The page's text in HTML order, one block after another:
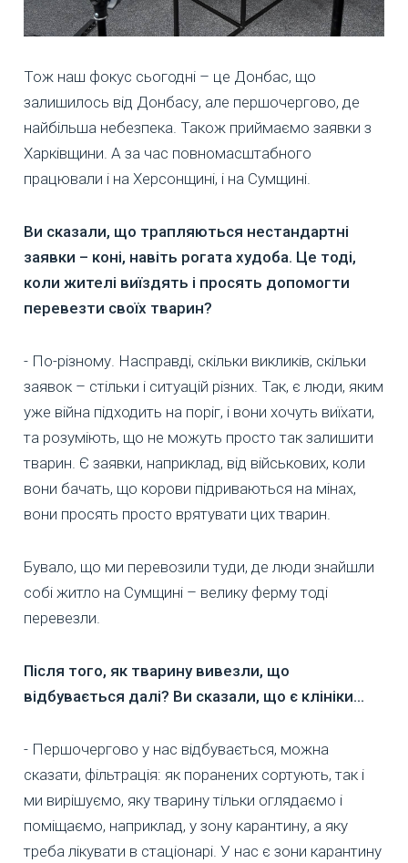
Тож наш фокус сьогодні – це Донбас, що
залишилось від Донбасу, але першочергово, де
найбільша небезпека. Також приймаємо заявки з
Харківщини. А за час повномасштабного
працювали і на Херсонщині, і на Сумщині.
Ви сказали, що трапляються нестандартні
заявки – коні, навіть рогата худоба. Це тоді,
коли жителі виїздять і просять допомогти
перевезти своїх тварин?
- По-різному. Насправді, скільки викликів, скільки
заявок – стільки і ситуацій різних. Так, є люди, яким
уже війна підходить на поріг, і вони хочуть виїхати,
та розуміють, що не можуть просто так залишити
тварин. Є заявки, наприклад, від військових, коли
вони бачать, що корови підриваються на мінах,
вони просять просто врятувати цих тварин.
Бувало, що ми перевозили туди, де люди знайшли
собі житло на Сумщині – велику ферму тоді
перевезли.
Після того, як тварину вивезли, що
відбувається далі? Ви сказали, що є клініки…
- Першочергово у нас відбувається, можна
сказати, фільтрація: як поранених сортують, так і
ми вирішуємо, яку тварину тільки оглядаємо і
поміщаємо, наприклад, у зону карантину, а яку
треба лікувати в стаціонарі. У нас є зони карантину